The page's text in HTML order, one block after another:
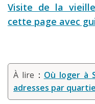
Visite de la
cette page avec
À lire : Où loger à
adresses par